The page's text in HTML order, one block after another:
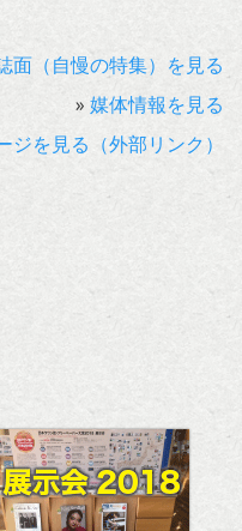
面（自慢の特集）を見る
» 媒体情報を見る
を見る（外部リンク）